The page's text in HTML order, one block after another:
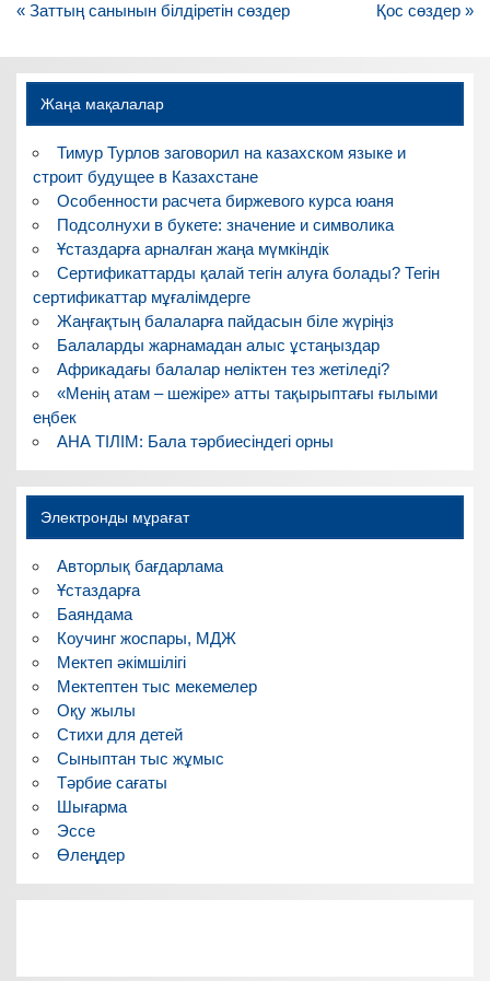
Навигация
записям
« Заттың санынын білдіретін сөздер Қос сөздер »
Жаңа мақалалар
Тимур Турлов заговорил на казахском языке и
строит будущее в Казахстане
Особенности расчета биржевого курса юаня
Подсолнухи в букете: значение и символика
Ұстаздарға арналған жаңа мүмкіндік
Сертификаттарды қалай тегін алуға болады? Тегін
сертификаттар мұғалімдерге
Жаңғақтың балаларға пайдасын біле жүріңіз
Балаларды жарнамадан алыс ұстаңыздар
Африкадағы балалар неліктен тез жетіледі?
«Менің атам – шежіре» атты тақырыптағы ғылыми
еңбек
АНА ТІЛІМ: Бала тәрбиесіндегі орны
Электронды мұрағат
Авторлық бағдарлама
Ұстаздарға
Баяндама
Коучинг жоспары, МДЖ
Мектеп әкімшілігі
Мектептен тыс мекемелер
Оқу жылы
Стихи для детей
Сыныптан тыс жұмыс
Тәрбие сағаты
Шығарма
Эссе
Өлеңдер